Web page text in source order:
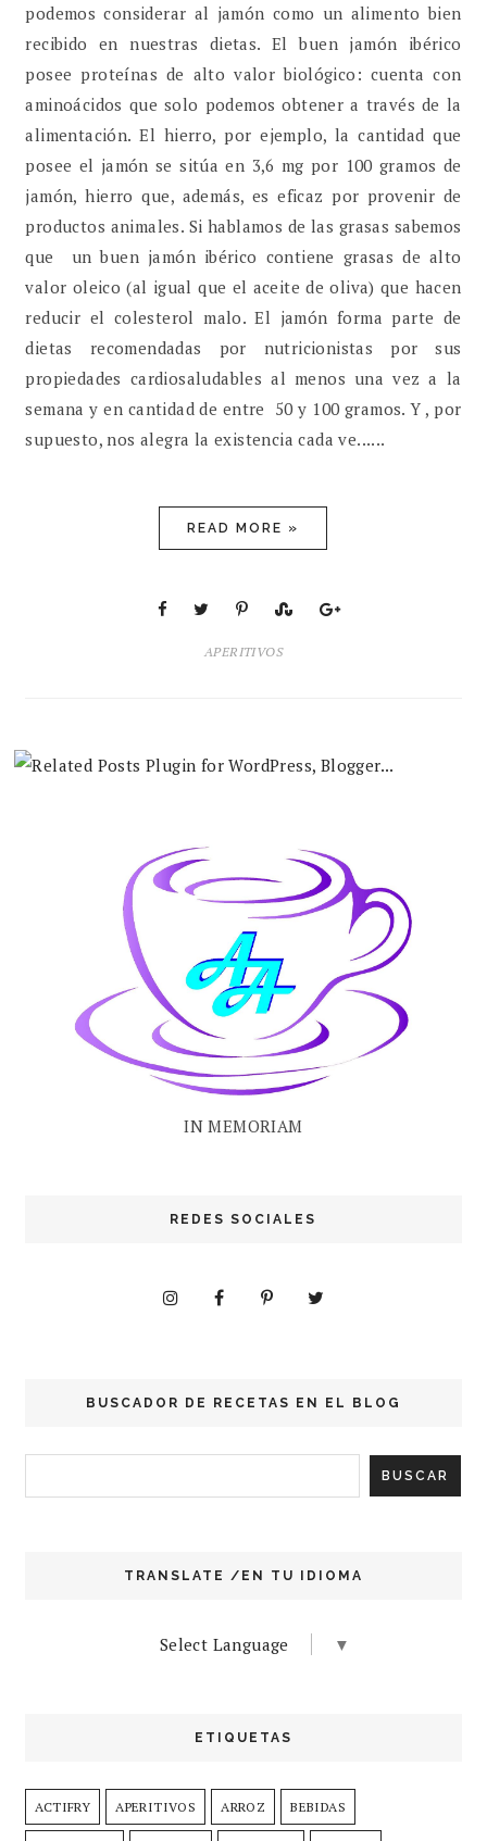
podemos considerar al jamón como un alimento bien
recibido en nuestras dietas. El buen jamón ibérico
posee proteínas de alto valor biológico: cuenta con
aminoácidos que solo podemos obtener a través de la
alimentación. El hierro, por ejemplo, la cantidad que
posee el jamón se sitúa en 3,6 mg por 100 gramos de
jamón, hierro que, además, es eficaz por provenir de
productos animales. Si hablamos de las grasas sabemos
que un buen jamón ibérico contiene grasas de alto
valor oleico (al igual que el aceite de oliva) que hacen
reducir el colesterol malo. El jamón forma parte de
dietas recomendadas por nutricionistas por sus
propiedades cardiosaludables al menos una vez a la
semana y en cantidad de entre 50 y 100 gramos. Y , por
supuesto, nos alegra la existencia cada ve......
READ MORE »
APERITIVOS
IN MEMORIAM
REDES SOCIALES
BUSCADOR DE RECETAS EN EL BLOG
TRANSLATE /EN TU IDIOMA
Select Language ▼
ETIQUETAS
ACTIFRY APERITIVOS ARROZ BEBIDAS